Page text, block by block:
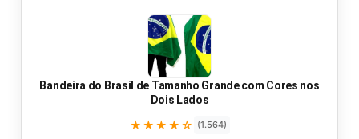
Bandeira do Brasil de Tamanho Grande com Cores nos
Dois Lados
★★★★☆ (1.564)